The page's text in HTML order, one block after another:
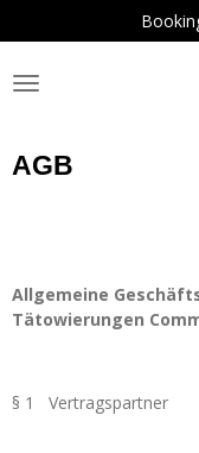
Hauptinhalt
springen
AGB
Allgemeine
Tätowierungen
§ 1 Vertragspartner